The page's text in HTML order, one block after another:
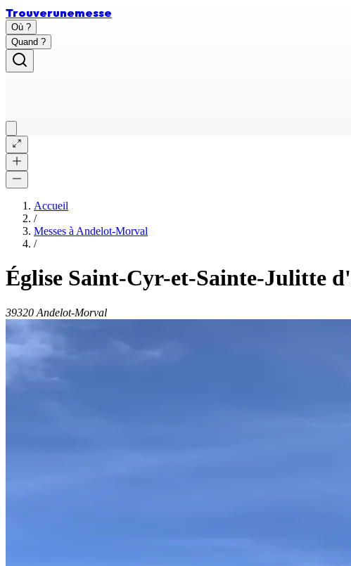
Trouverunemesse
Où ?
Quand ?
Accueil
/
Messes à Andelot-Morval
/
Église Saint-Cyr-et-Sainte-Julitte
39320 Andelot-Morval